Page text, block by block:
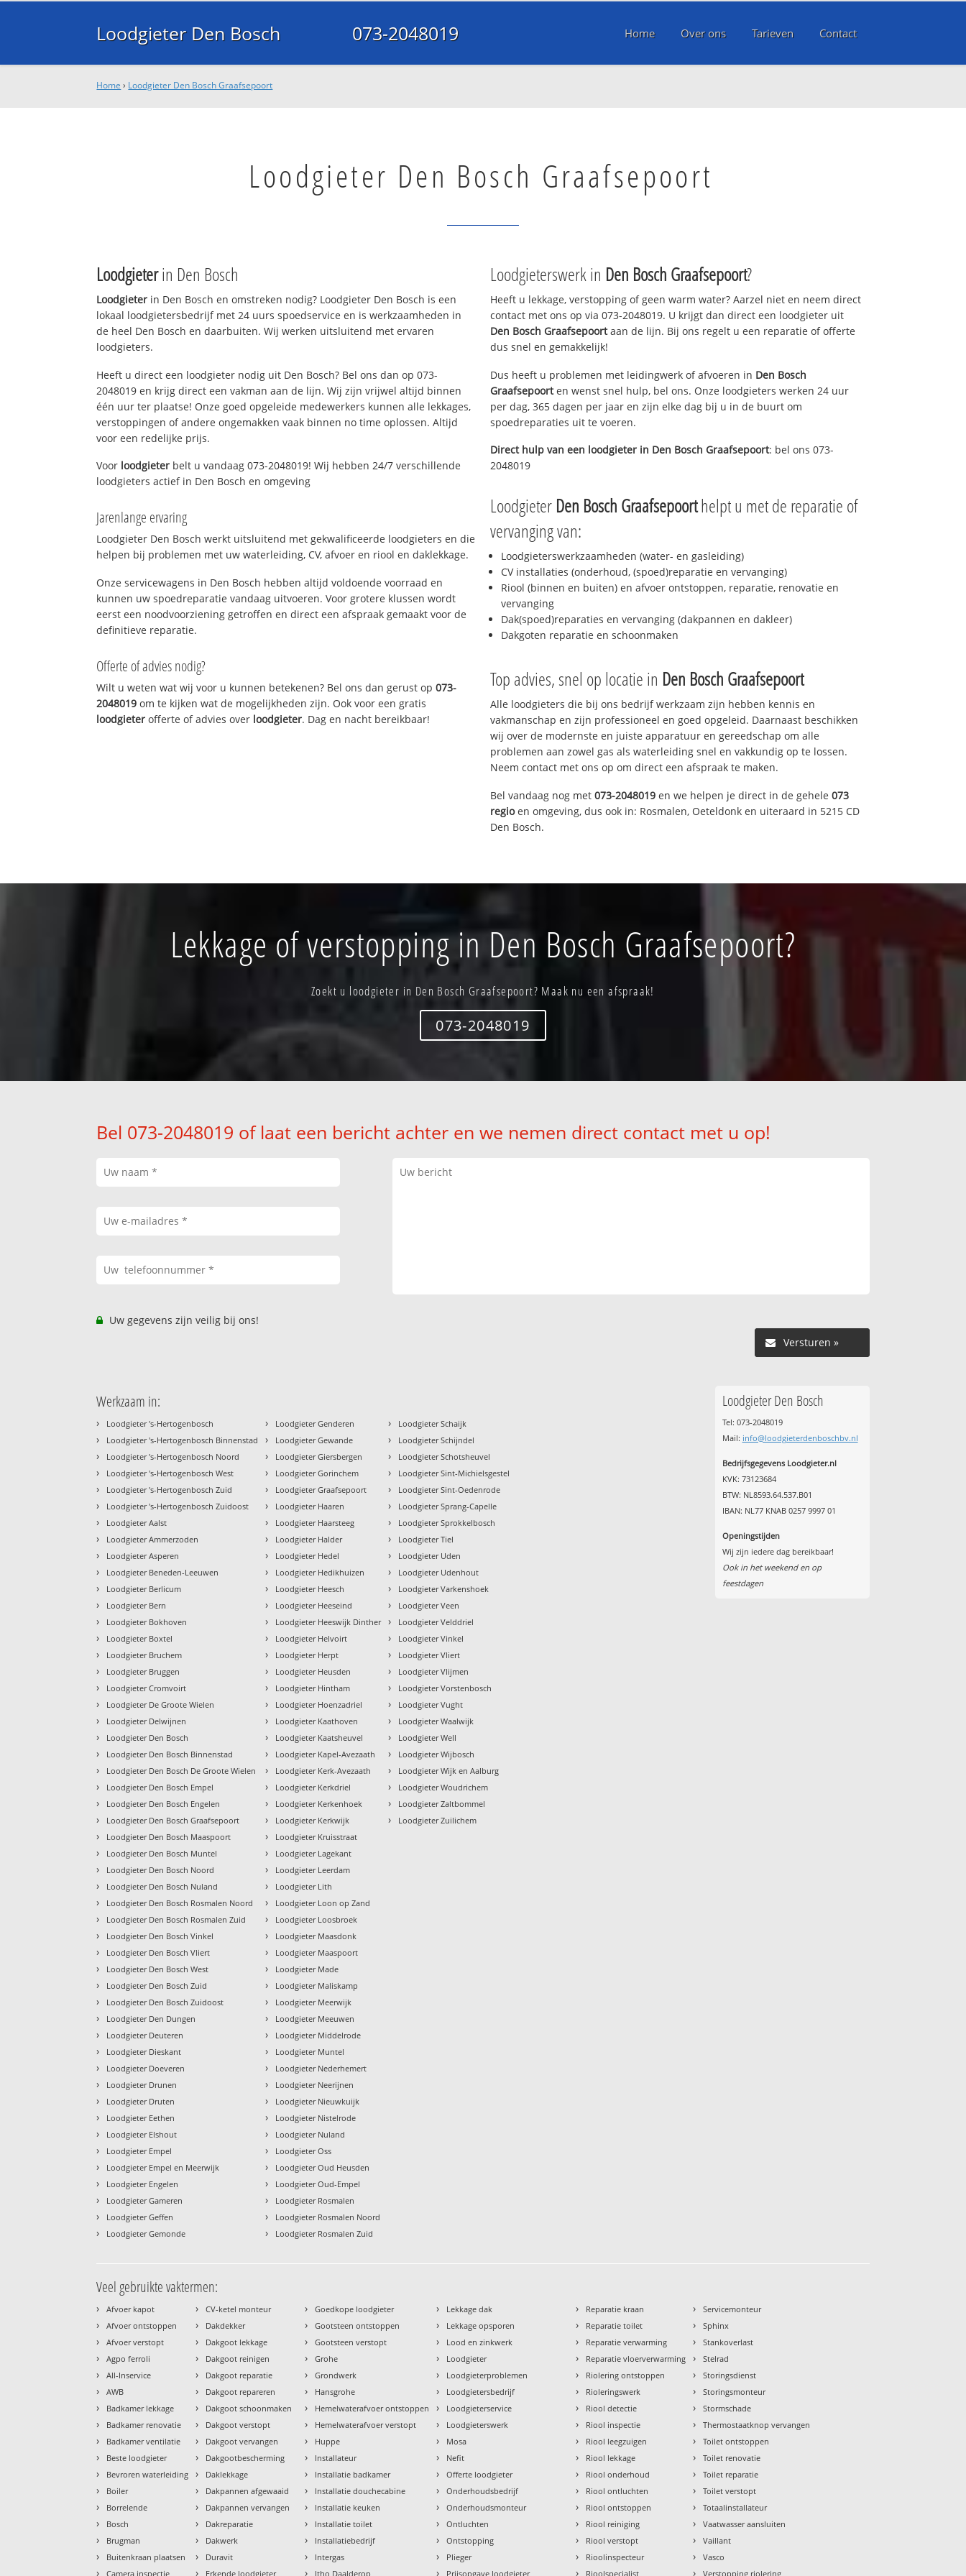
Loodgieter Den Bosch 073-2048019 Home Over ons Tarieven Contact
Home › Loodgieter Den Bosch Graafsepoort
Loodgieter Den Bosch Graafsepoort
Loodgieterin Den Bosch
Loodgieter in Den Bosch en omstreken nodig? Loodgieter Den Bosch is een
lokaal loodgietersbedrijf met 24 uurs spoedservice en is werkzaamheden in
de heel Den Bosch en daarbuiten. Wij werken uitsluitend met ervaren
loodgieters.
Heeft u direct een loodgieter nodig uit Den Bosch? Bel ons dan op 073-
2048019 en krijg direct een vakman aan de lijn. Wij zijn vrijwel altijd binnen
één uur ter plaatse! Onze goed opgeleide medewerkers kunnen alle lekkages,
verstoppingen of andere ongemakken vaak binnen no time oplossen. Altijd
voor een redelijke prijs.
Voor loodgieter belt u vandaag 073-2048019! Wij hebben 24/7 verschillende
loodgieters actief in Den Bosch en omgeving
Jarenlange ervaring
Loodgieter Den Bosch werkt uitsluitend met gekwalificeerde loodgieters en die
helpen bij problemen met uw waterleiding, CV, afvoer en riool en daklekkage.
Onze servicewagens in Den Bosch hebben altijd voldoende voorraad en
kunnen uw spoedreparatie vandaag uitvoeren. Voor grotere klussen wordt
eerst een noodvoorziening getroffen en direct een afspraak gemaakt voor de
definitieve reparatie.
Offerte of advies nodig?
Wilt u weten wat wij voor u kunnen betekenen? Bel ons dan gerust op073-
2048019 om te kijken wat de mogelijkheden zijn. Ook voor een gratis
loodgieter offerte of advies over loodgieter. Dag en nacht bereikbaar!
Loodgieterswerk in Den Bosch Graafsepoort?
Heeft u lekkage, verstopping of geen warm water? Aarzel niet en neem direct
contact met ons op via 073-2048019. U krijgt dan direct een loodgieter uit
Den Bosch Graafsepoortaan de lijn. Bij ons regelt u een reparatie of offerte
dus snel en gemakkelijk!
Dus heeft u problemen met leidingwerk of afvoeren in Den Bosch
Graafsepoorten wenst snel hulp, bel ons. Onze loodgieters werken 24 uur
per dag, 365 dagen per jaar en zijn elke dag bij u in de buurt om
spoedreparaties uit te voeren.
Direct hulp van een loodgieter in Den Bosch Graafsepoort: bel ons 073-
2048019
Loodgieter Den Bosch Graafsepoorthelpt u met de reparatie of
vervanging van:
Loodgieterswerkzaamheden (water- en gasleiding)
CV installaties (onderhoud, (spoed)reparatie en vervanging)
Riool (binnen en buiten) en afvoer ontstoppen, reparatie, renovatie en
vervanging
Dak(spoed)reparaties en vervanging (dakpannen en dakleer)
Dakgoten reparatie en schoonmaken
Top advies, snel op locatie in Den Bosch Graafsepoort
Alle loodgieters die bij ons bedrijf werkzaam zijn hebben kennis en
vakmanschap en zijn professioneel en goed opgeleid. Daarnaast beschikken
wij over de modernste en juiste apparatuur en gereedschap om alle
problemen aan zowel gas als waterleiding snel en vakkundig op te lossen.
Neem contact met ons op om direct een afspraak te maken.
Bel vandaag nog met 073-2048019 en we helpen je direct in de gehele 073
regioen omgeving, dus ook in: Rosmalen, Oeteldonk en uiteraard in 5215 CD
Den Bosch.
Lekkage of verstopping in Den Bosch Graafsepoort?
Zoekt u loodgieter in Den Bosch Graafsepoort? Maak nu een afspraak!
073-2048019
Bel 073-2048019 of laat een bericht achter en we nemen direct contact met u op!
Uw gegevens zijn veilig bij ons!
Versturen »
Werkzaam in:
› Loodgieter 's-Hertogenbosch
› Loodgieter 's-Hertogenbosch Binnenstad
› Loodgieter 's-Hertogenbosch Noord
› Loodgieter 's-Hertogenbosch West
› Loodgieter 's-Hertogenbosch Zuid
› Loodgieter 's-Hertogenbosch Zuidoost
› Loodgieter Aalst
› Loodgieter Ammerzoden
› Loodgieter Asperen
› Loodgieter Beneden-Leeuwen
› Loodgieter Berlicum
› Loodgieter Bern
› Loodgieter Bokhoven
› Loodgieter Boxtel
› Loodgieter Bruchem
› Loodgieter Bruggen
› Loodgieter Cromvoirt
› Loodgieter De Groote Wielen
› Loodgieter Delwijnen
› Loodgieter Den Bosch
› Loodgieter Den Bosch Binnenstad
› Loodgieter Den Bosch De Groote Wielen
› Loodgieter Den Bosch Empel
› Loodgieter Den Bosch Engelen
› Loodgieter Den Bosch Graafsepoort
› Loodgieter Den Bosch Maaspoort
› Loodgieter Den Bosch Muntel
› Loodgieter Den Bosch Noord
› Loodgieter Den Bosch Nuland
› Loodgieter Den Bosch Rosmalen Noord
› Loodgieter Den Bosch Rosmalen Zuid
› Loodgieter Den Bosch Vinkel
› Loodgieter Den Bosch Vliert
› Loodgieter Den Bosch West
› Loodgieter Den Bosch Zuid
› Loodgieter Den Bosch Zuidoost
› Loodgieter Den Dungen
› Loodgieter Deuteren
› Loodgieter Dieskant
› Loodgieter Doeveren
› Loodgieter Drunen
› Loodgieter Druten
› Loodgieter Eethen
› Loodgieter Elshout
› Loodgieter Empel
› Loodgieter Empel en Meerwijk
› Loodgieter Engelen
› Loodgieter Gameren
› Loodgieter Geffen
› Loodgieter Gemonde
› Loodgieter Genderen
› Loodgieter Gewande
› Loodgieter Giersbergen
› Loodgieter Gorinchem
› Loodgieter Graafsepoort
› Loodgieter Haaren
› Loodgieter Haarsteeg
› Loodgieter Halder
› Loodgieter Hedel
› Loodgieter Hedikhuizen
› Loodgieter Heesch
› Loodgieter Heeseind
› Loodgieter Heeswijk Dinther
› Loodgieter Helvoirt
› Loodgieter Herpt
› Loodgieter Heusden
› Loodgieter Hintham
› Loodgieter Hoenzadriel
› Loodgieter Kaathoven
› Loodgieter Kaatsheuvel
› Loodgieter Kapel-Avezaath
› Loodgieter Kerk-Avezaath
› Loodgieter Kerkdriel
› Loodgieter Kerkenhoek
› Loodgieter Kerkwijk
› Loodgieter Kruisstraat
› Loodgieter Lagekant
› Loodgieter Leerdam
› Loodgieter Lith
› Loodgieter Loon op Zand
› Loodgieter Loosbroek
› Loodgieter Maasdonk
› Loodgieter Maaspoort
› Loodgieter Made
› Loodgieter Maliskamp
› Loodgieter Meerwijk
› Loodgieter Meeuwen
› Loodgieter Middelrode
› Loodgieter Muntel
› Loodgieter Nederhemert
› Loodgieter Neerijnen
› Loodgieter Nieuwkuijk
› Loodgieter Nistelrode
› Loodgieter Nuland
› Loodgieter Oss
› Loodgieter Oud Heusden
› Loodgieter Oud-Empel
› Loodgieter Rosmalen
› Loodgieter Rosmalen Noord
› Loodgieter Rosmalen Zuid
› Loodgieter Schaijk
› Loodgieter Schijndel
› Loodgieter Schotsheuvel
› Loodgieter Sint-Michielsgestel
› Loodgieter Sint-Oedenrode
› Loodgieter Sprang-Capelle
› Loodgieter Sprokkelbosch
› Loodgieter Tiel
› Loodgieter Uden
› Loodgieter Udenhout
› Loodgieter Varkenshoek
› Loodgieter Veen
› Loodgieter Velddriel
› Loodgieter Vinkel
› Loodgieter Vliert
› Loodgieter Vlijmen
› Loodgieter Vorstenbosch
› Loodgieter Vught
› Loodgieter Waalwijk
› Loodgieter Well
› Loodgieter Wijbosch
› Loodgieter Wijk en Aalburg
› Loodgieter Woudrichem
› Loodgieter Zaltbommel
› Loodgieter Zuilichem
Loodgieter Den Bosch
Tel: 073-2048019
Mail: info@loodgieterdenboschbv.nl
Bedrijfsgegevens Loodgieter.nl
KVK: 73123684
BTW: NL8593.64.537.B01
IBAN: NL77 KNAB 0257 9997 01
Openingstijden
Wij zijn iedere dag bereikbaar!
Ook in het weekend en op
feestdagen
Veel gebruikte vaktermen:
› Afvoer kapot
› Afvoer ontstoppen
› Afvoer verstopt
› Agpo ferroli
› All-Inservice
› AWB
› Badkamer lekkage
› Badkamer renovatie
› Badkamer ventilatie
› Beste loodgieter
› Bevroren waterleiding
› Boiler
› Borrelende
› Bosch
› Brugman
› Buitenkraan plaatsen
› Camera inspectie
› CV-ketel monteur
› Dakdekker
› Dakgoot lekkage
› Dakgoot reinigen
› Dakgoot reparatie
› Dakgoot repareren
› Dakgoot schoonmaken
› Dakgoot verstopt
› Dakgoot vervangen
› Dakgootbescherming
› Daklekkage
› Dakpannen afgewaaid
› Dakpannen vervangen
› Dakreparatie
› Dakwerk
› Duravit
› Erkende loodgieter
› Goedkope loodgieter
› Gootsteen ontstoppen
› Gootsteen verstopt
› Grohe
› Grondwerk
› Hansgrohe
› Hemelwaterafvoer ontstoppen
› Hemelwaterafvoer verstopt
› Huppe
› Installateur
› Installatie badkamer
› Installatie douchecabine
› Installatie keuken
› Installatie toilet
› Installatiebedrijf
› Intergas
› Itho Daalderop
› Lekkage dak
› Lekkage opsporen
› Lood en zinkwerk
› Loodgieter
› Loodgieterproblemen
› Loodgietersbedrijf
› Loodgieterservice
› Loodgieterswerk
› Mosa
› Nefit
› Offerte loodgieter
› Onderhoudsbedrijf
› Onderhoudsmonteur
› Ontluchten
› Ontstopping
› Plieger
› Prijsopgave loodgieter
› Reparatie kraan
› Reparatie toilet
› Reparatie verwarming
› Reparatie vloerverwarming
› Riolering ontstoppen
› Rioleringswerk
› Riool detectie
› Riool inspectie
› Riool leegzuigen
› Riool lekkage
› Riool onderhoud
› Riool ontluchten
› Riool ontstoppen
› Riool reiniging
› Riool verstopt
› Rioolinspecteur
› Rioolspecialist
› Servicemonteur
› Sphinx
› Stankoverlast
› Stelrad
› Storingsdienst
› Storingsmonteur
› Stormschade
› Thermostaatknop vervangen
› Toilet ontstoppen
› Toilet renovatie
› Toilet reparatie
› Toilet verstopt
› Totaalinstallateur
› Vaatwasser aansluiten
› Vaillant
› Vasco
› Verstopping riolering